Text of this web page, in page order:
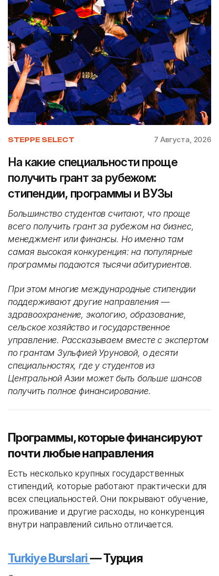
STEPPE SELECT 7 Августа, 2026
На какие специальности проще
получить грант за рубежом:
стипендии, программы и ВУЗы
Большинство студентов считают, что проще
всего получить грант за рубежом на бизнес,
менеджмент или финансы. Но именно там
самая высокая конкуренция: на популярные
программы подаются тысячи абитуриентов.
При этом многие международные стипендии
поддерживают другие направления —
здравоохранение, экологию, образование,
сельское хозяйство и государственное
управление. Рассказываем вместе с экспертом
по грантам Зульфией Уруновой, о десяти
специальностях, где у студентов из
Центральной Азии может быть больше шансов
получить полное финансирование.
Программы, которые финансируют
почти любые направления
Есть несколько крупных государственных
стипендий, которые работают практически для
всех специальностей. Они покрывают обучение,
проживание и другие расходы, но конкуренция
внутри направлений сильно отличается.
Turkiye Burslari— Турция